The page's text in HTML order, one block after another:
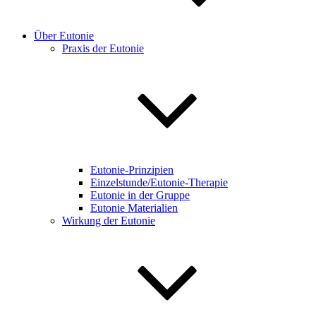
Über Eutonie
Praxis der Eutonie
Eutonie-Prinzipien
Einzelstunde/Eutonie-Therapie
Eutonie in der Gruppe
Eutonie Materialien
Wirkung der Eutonie